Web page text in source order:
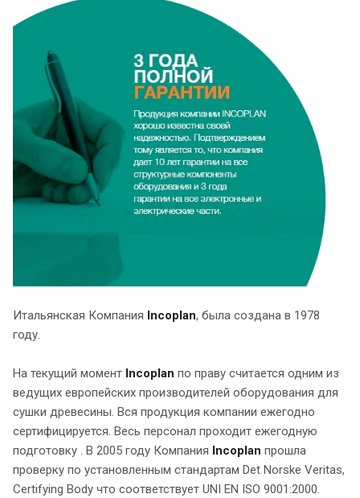
Итальянская Компания Incoplan, была создана в 1978
году.
На текущий момент Incoplan по праву считается одним из
ведущих европейских производителей оборудования для
сушки древесины. Вся продукция компании ежегодно
сертифицируется. Весь персонал проходит ежегодную
подготовку . В 2005 году Компания Incoplan прошла
проверку по установленным стандартам Det Norske Veritas,
Certifying Body что соответствует UNI EN ISO 9001:2000.